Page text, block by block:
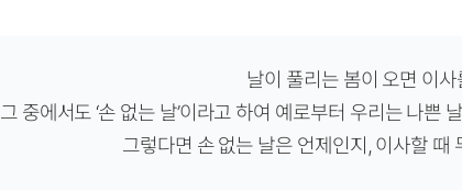
날이 풀리는 봄이 오면 이
그 중에서도 ‘손 없는 날’이라고 하여 예로부터 우리는 나쁜
그렇다면 손 없는 날은 언제인지, 이사할